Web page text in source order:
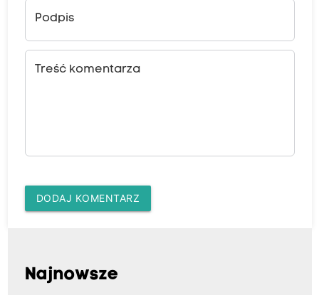
Podpis
Treść komentarza
DODAJ KOMENTARZ
Najnowsze